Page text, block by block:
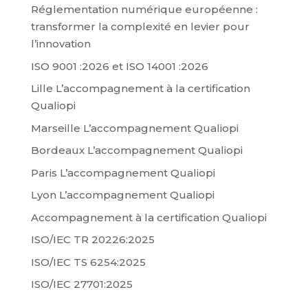
Réglementation numérique européenne :
transformer la complexité en levier pour
l’innovation
ISO 9001 :2026 et ISO 14001 :2026
Lille L’accompagnement à la certification
Qualiopi
Marseille L’accompagnement Qualiopi
Bordeaux L’accompagnement Qualiopi
Paris L’accompagnement Qualiopi
Lyon L’accompagnement Qualiopi
Accompagnement à la certification Qualiopi
ISO/IEC TR 20226:2025
ISO/IEC TS 6254:2025
ISO/IEC 27701:2025